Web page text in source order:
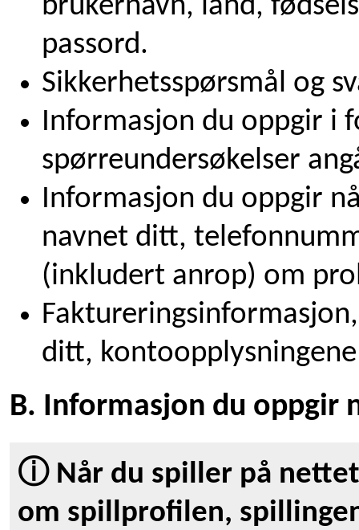
brukernavn, land,
passord.
Sikkerhetsspørsmål og
Informasjon du oppgir i
spørreundersøkelser
Informasjon du oppgir
navnet ditt,
(inkludert anrop) om
ditt,
B. Informasjon du oppgir
ⓘ Når du spiller på
om spillprofilen,